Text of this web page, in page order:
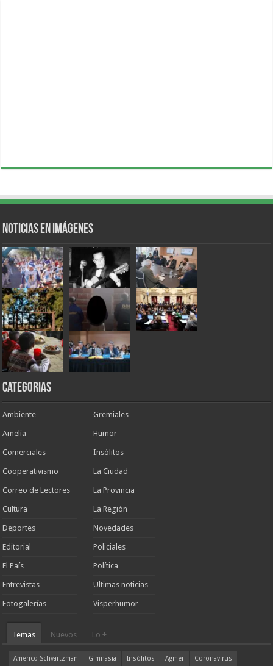
Noticias en Imágenes
Categorias
Ambiente
Amelia
Comerciales
Cooperativismo
Correo de Lectores
Cultura
Deportes
Editorial
El País
Entrevistas
Fotogalerías
Gremiales
Humor
Insólitos
La Ciudad
La Provincia
La Región
Novedades
Policiales
Política
Ultimas noticias
Visperhumor
Temas Nuevos Lo +
Americo Schvartzman Gimnasia Insólitos Agmer
Coronavirus